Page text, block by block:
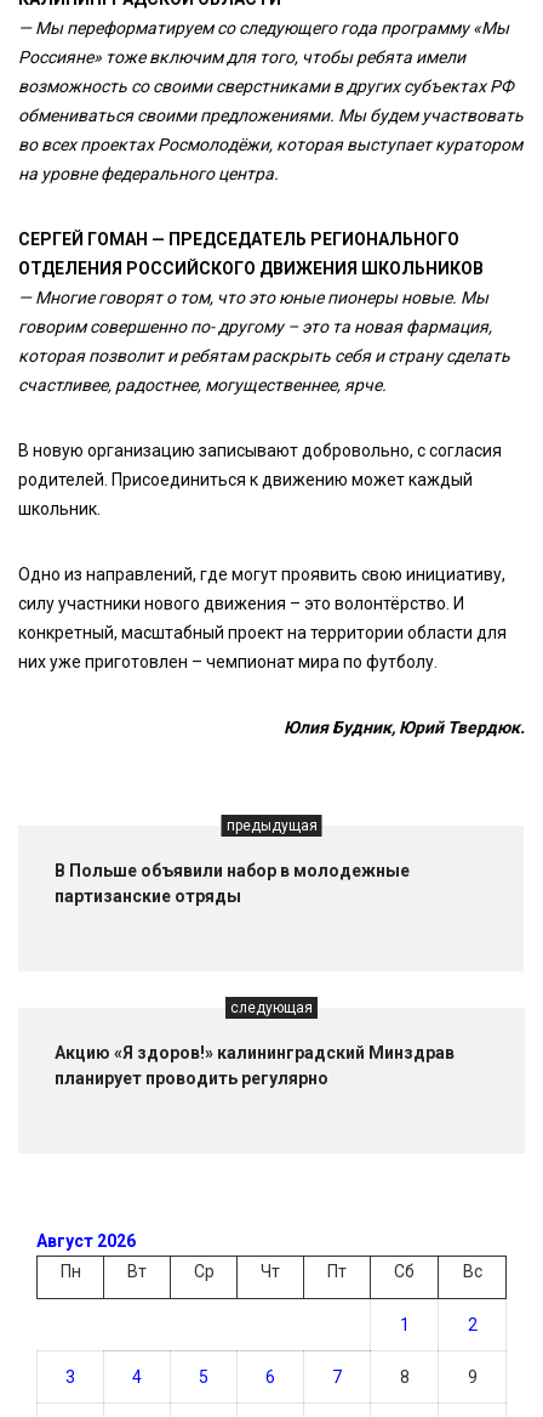
— Мы переформатируем со следующего года программу «Мы
Россияне» тоже включим для того, чтобы ребята имели
возможность со своими сверстниками в других субъектах РФ
обмениваться своими предложениями. Мы будем участвовать
во всех проектах Росмолодёжи, которая выступает куратором
на уровне федерального центра.
СЕРГЕЙ ГОМАН — ПРЕДСЕДАТЕЛЬ РЕГИОНАЛЬНОГО
ОТДЕЛЕНИЯ РОССИЙСКОГО ДВИЖЕНИЯ ШКОЛЬНИКОВ
— Многие говорят о том, что это юные пионеры новые. Мы
говорим совершенно по- другому – это та новая фармация,
которая позволит и ребятам раскрыть себя и страну сделать
счастливее, радостнее, могущественнее, ярче.
В новую организацию записывают добровольно, с согласия
родителей. Присоединиться к движению может каждый
школьник.
Одно из направлений, где могут проявить свою инициативу,
силу участники нового движения – это волонтёрство. И
конкретный, масштабный проект на территории области для
них уже приготовлен – чемпионат мира по футболу.
Юлия Будник, Юрий Твердюк.
предыдущая
В Польше объявили набор в молодежные
партизанские отряды
следующая
Акцию «Я здоров!» калининградский Минздрав
планирует проводить регулярно
Август 2026
Пн
Вт Ср Чт Пт Сб Вс
1 2
3 4 5 6 7 8 9